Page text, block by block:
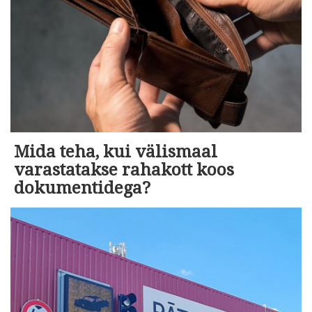
Mida teha, kui välismaal
varastatakse rahakott koos
dokumentidega?